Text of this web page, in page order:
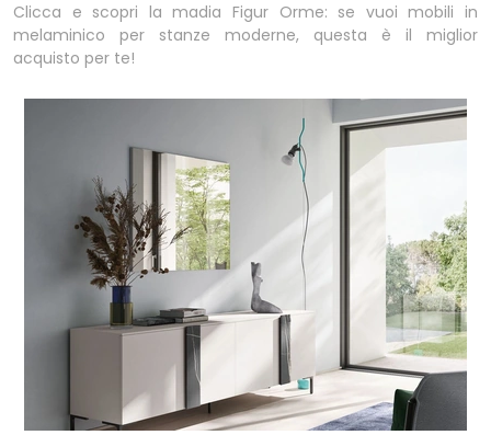
Clicca e scopri la madia Figur Orme: se vuoi mobili in
melaminico per stanze moderne, questa è il miglior
acquisto per te!